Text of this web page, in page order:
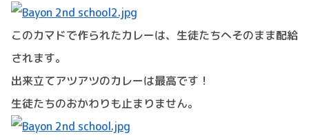
このカマドで作られたカレーは、生徒たちへそのまま配給
されます。
出来立てアツアツのカレーは最高です！
生徒たちのおかわりも止まりません。